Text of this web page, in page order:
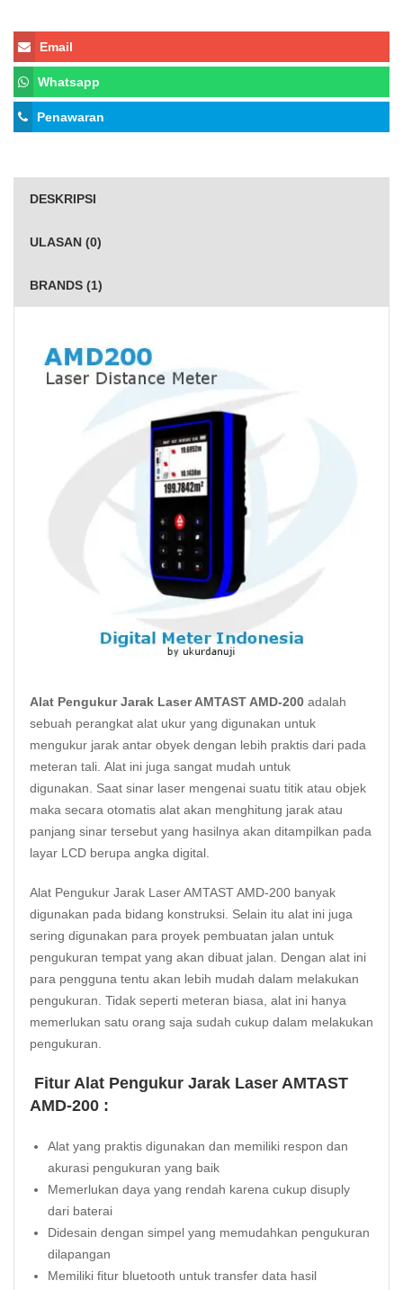
Email
Whatsapp
Penawaran
DESKRIPSI
ULASAN (0)
BRANDS (1)
Alat Pengukur Jarak Laser AMTAST AMD-200 adalah
sebuah perangkat alat ukur yang digunakan untuk
mengukur jarak antar obyek dengan lebih praktis dari pada
meteran tali. Alat ini juga sangat mudah untuk
digunakan. Saat sinar laser mengenai suatu titik atau objek
maka secara otomatis alat akan menghitung jarak atau
panjang sinar tersebut yang hasilnya akan ditampilkan pada
layar LCD berupa angka digital.
Alat Pengukur Jarak Laser AMTAST AMD-200 banyak
digunakan pada bidang konstruksi. Selain itu alat ini juga
sering digunakan para proyek pembuatan jalan untuk
pengukuran tempat yang akan dibuat jalan. Dengan alat ini
para pengguna tentu akan lebih mudah dalam melakukan
pengukuran. Tidak seperti meteran biasa, alat ini hanya
memerlukan satu orang saja sudah cukup dalam melakukan
pengukuran.
Fitur Alat Pengukur Jarak Laser AMTAST
AMD-200 :
Alat yang praktis digunakan dan memiliki respon dan
akurasi pengukuran yang baik
Memerlukan daya yang rendah karena cukup disuply
dari baterai
Didesain dengan simpel yang memudahkan pengukuran
dilapangan
Memiliki fitur bluetooth untuk transfer data hasil